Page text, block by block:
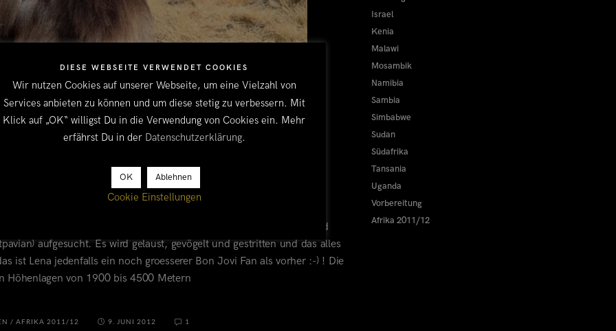
– FOTOS ONLINE!
Brust, Bauch und Fönwelle. Unser Zeltplatz im Chenek Camp wird
aufgesucht. Es wird gelaust, gevögelt und gestritten und das alles
ist Lena jedenfalls ein noch groesserer Bon Jovi Fan als vorher :-) ! Die
Höhenlagen von 1900 bis 4500 Metern
/AFRIKA 2011/12 9. JUNI 2012 1
Israel
Kenia
Malawi
Mosambik
Namibia
Sambia
Simbabwe
Sudan
Südafrika
Tansania
Uganda
Vorbereitung
Afrika 2011/12
DIESE WEBSEITE VERWENDET COOKIES
Wir nutzen Cookies auf unserer Webseite, um eine Vielzahl von
Services anbieten zu können und um diese stetig zu verbessern. Mit
Klick auf „OK“ willigst Du in die Verwendung von Cookies ein. Mehr
erfährst Du in der Datenschutzerklärung.
OK Ablehnen
Cookie Einstellungen